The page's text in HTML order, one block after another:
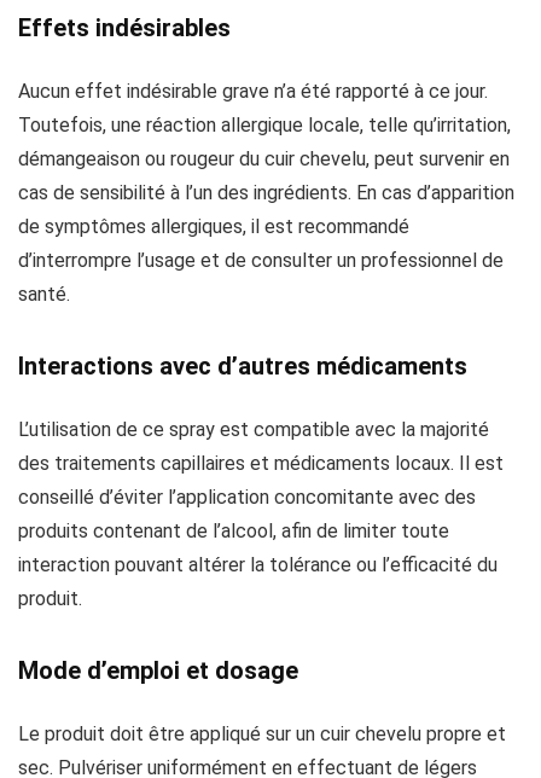
Effets indésirables
Aucun effet indésirable grave n’a été rapporté à ce jour.
Toutefois, une réaction allergique locale, telle qu’irritation,
démangeaison ou rougeur du cuir chevelu, peut survenir en
cas de sensibilité à l’un des ingrédients. En cas d’apparition
de symptômes allergiques, il est recommandé
d’interrompre l’usage et de consulter un professionnel de
santé.
Interactions avec d’autres médicaments
L’utilisation de ce spray est compatible avec la majorité
des traitements capillaires et médicaments locaux. Il est
conseillé d’éviter l’application concomitante avec des
produits contenant de l’alcool, afin de limiter toute
interaction pouvant altérer la tolérance ou l’efficacité du
produit.
Mode d’emploi et dosage
Le produit doit être appliqué sur un cuir chevelu propre et
sec. Pulvériser uniformément en effectuant de légers